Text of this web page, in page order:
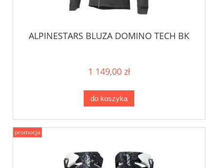
ALPINESTARS BLUZA DOMINO TECH BK
1 149,00 zł
do koszyka
promocja